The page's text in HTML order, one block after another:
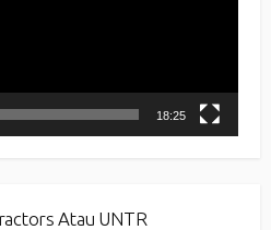
18:25
Atau UNTR